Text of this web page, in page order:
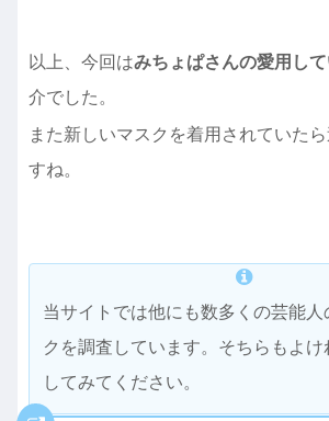
以上、今回はみちょぱさんの愛用し
介でした。
また新しいマスクを着用されていた
すね。
当サイトでは他にも数多くの芸能人
クを調査しています。そちらもよけ
してみてください。